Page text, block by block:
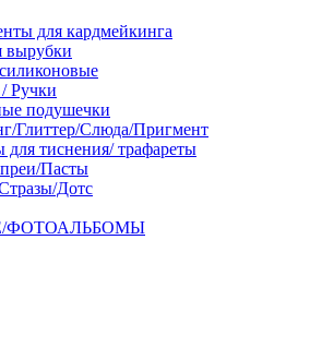
для кардмейкинга
вырубки
Ручки
подушечки
Глиттер/Слюда/Пригмент
для тиснения/ трафареты
Пасты
Дотс
ФОТОАЛЬБОМЫ